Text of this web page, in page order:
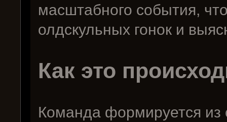
масштабного события,
олдскульных гонок и
Как это
Команда формируется из